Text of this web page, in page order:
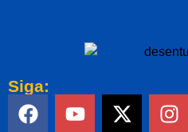
Siga: